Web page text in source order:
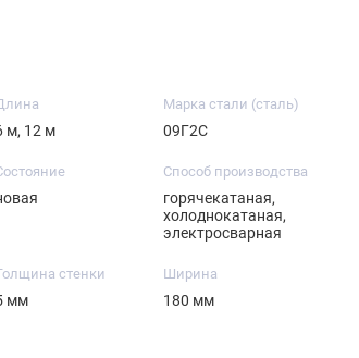
м, 12 м
Марка стали (сталь)
09Г2С
Способ производства
горячекатаная,
холоднокатаная,
электросварная
стенки
мм
Ширина
180 мм